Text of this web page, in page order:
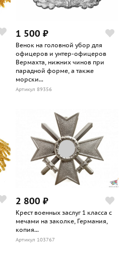
1 500 ₽
Венок на головной убор для
офицеров и унтер-офицеров
Вермахта, нижних чинов при
парадной форме, а также
морски...
Артикул 89356
2 800 ₽
Крест военных заслуг 1 класса с
мечами на заколке, Германия,
копия...
Артикул 103767